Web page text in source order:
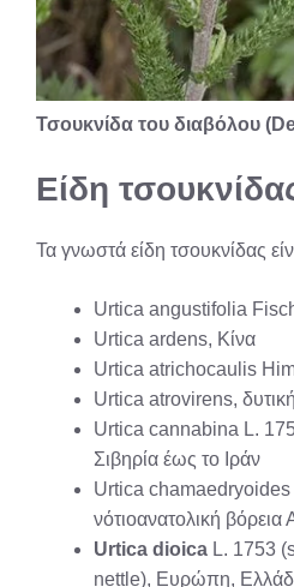
Τσουκνίδα του διαβόλου
Είδη
Τα γνωστά είδη τσουκνίδας
Urtica angustifolia
Urtica ardens, Κίνα
Urtica atrichocaulis
Urtica atrovirens,
Urtica cannabina L.
Σιβηρία έως το Ιράν
Urtica
νότιοανατολική βόρεια
Urtica dioica L. 1753
nettle), Ευρώπη,